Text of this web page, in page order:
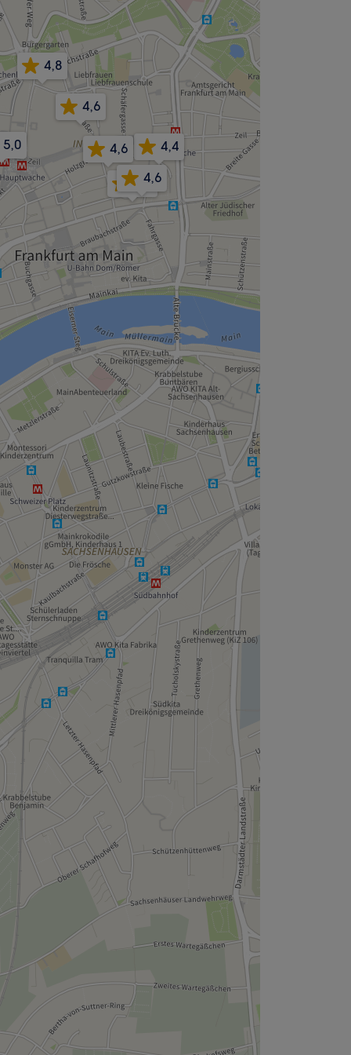
4,4
4,7
4,8
4,6
4,6
4,6
5,0